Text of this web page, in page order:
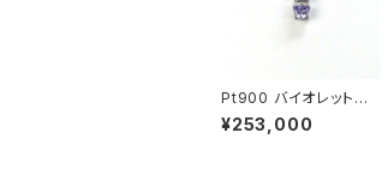
Pt900 バイオレットサ
ファイア ダイヤモンド
ペンダントトップ
¥253,000